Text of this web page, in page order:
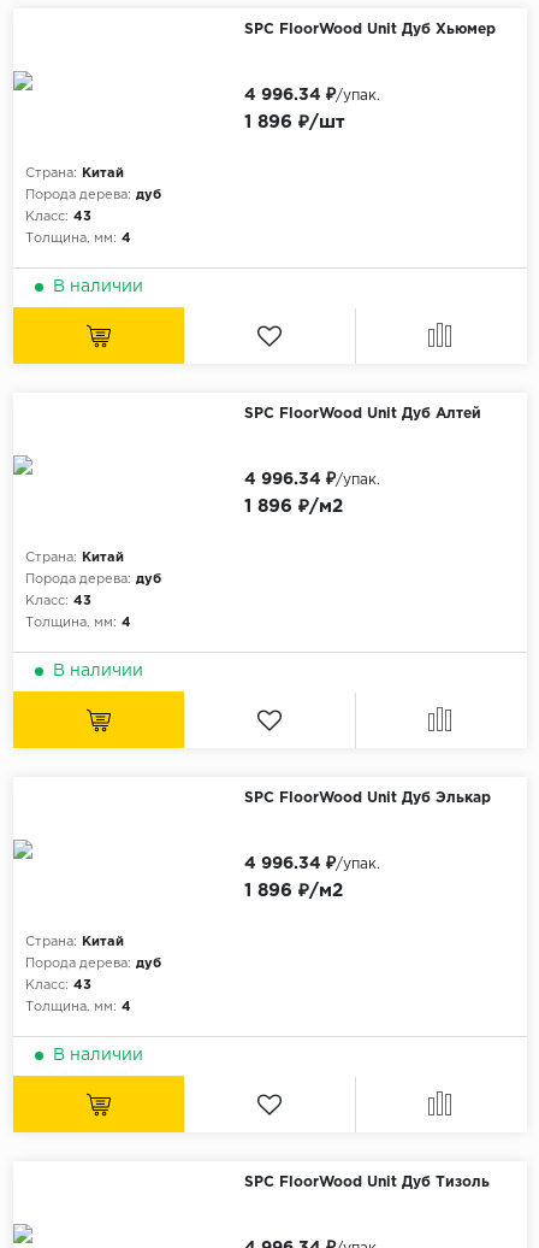
SPC FloorWood Unit Дуб Хьюмер
Страна:
Китай
Порода дерева: дуб
Класс: 43
Толщина, мм: 4
1 896 ₽/шт
4 996.34 ₽/упак.
В наличии
SPC FloorWood Unit Дуб Алтей
Страна:
Китай
Порода дерева: дуб
Класс: 43
Толщина, мм: 4
1 896 ₽/м2
4 996.34 ₽/упак.
В наличии
SPC FloorWood Unit Дуб Элькар
Страна:
Китай
Порода дерева: дуб
Класс: 43
Толщина, мм: 4
1 896 ₽/м2
4 996.34 ₽/упак.
В наличии
SPC FloorWood Unit Дуб Тизоль